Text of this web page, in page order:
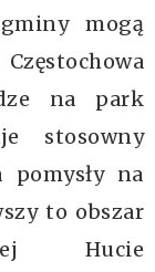
mogą
na park
stosowny
na
to obszar
Hucie